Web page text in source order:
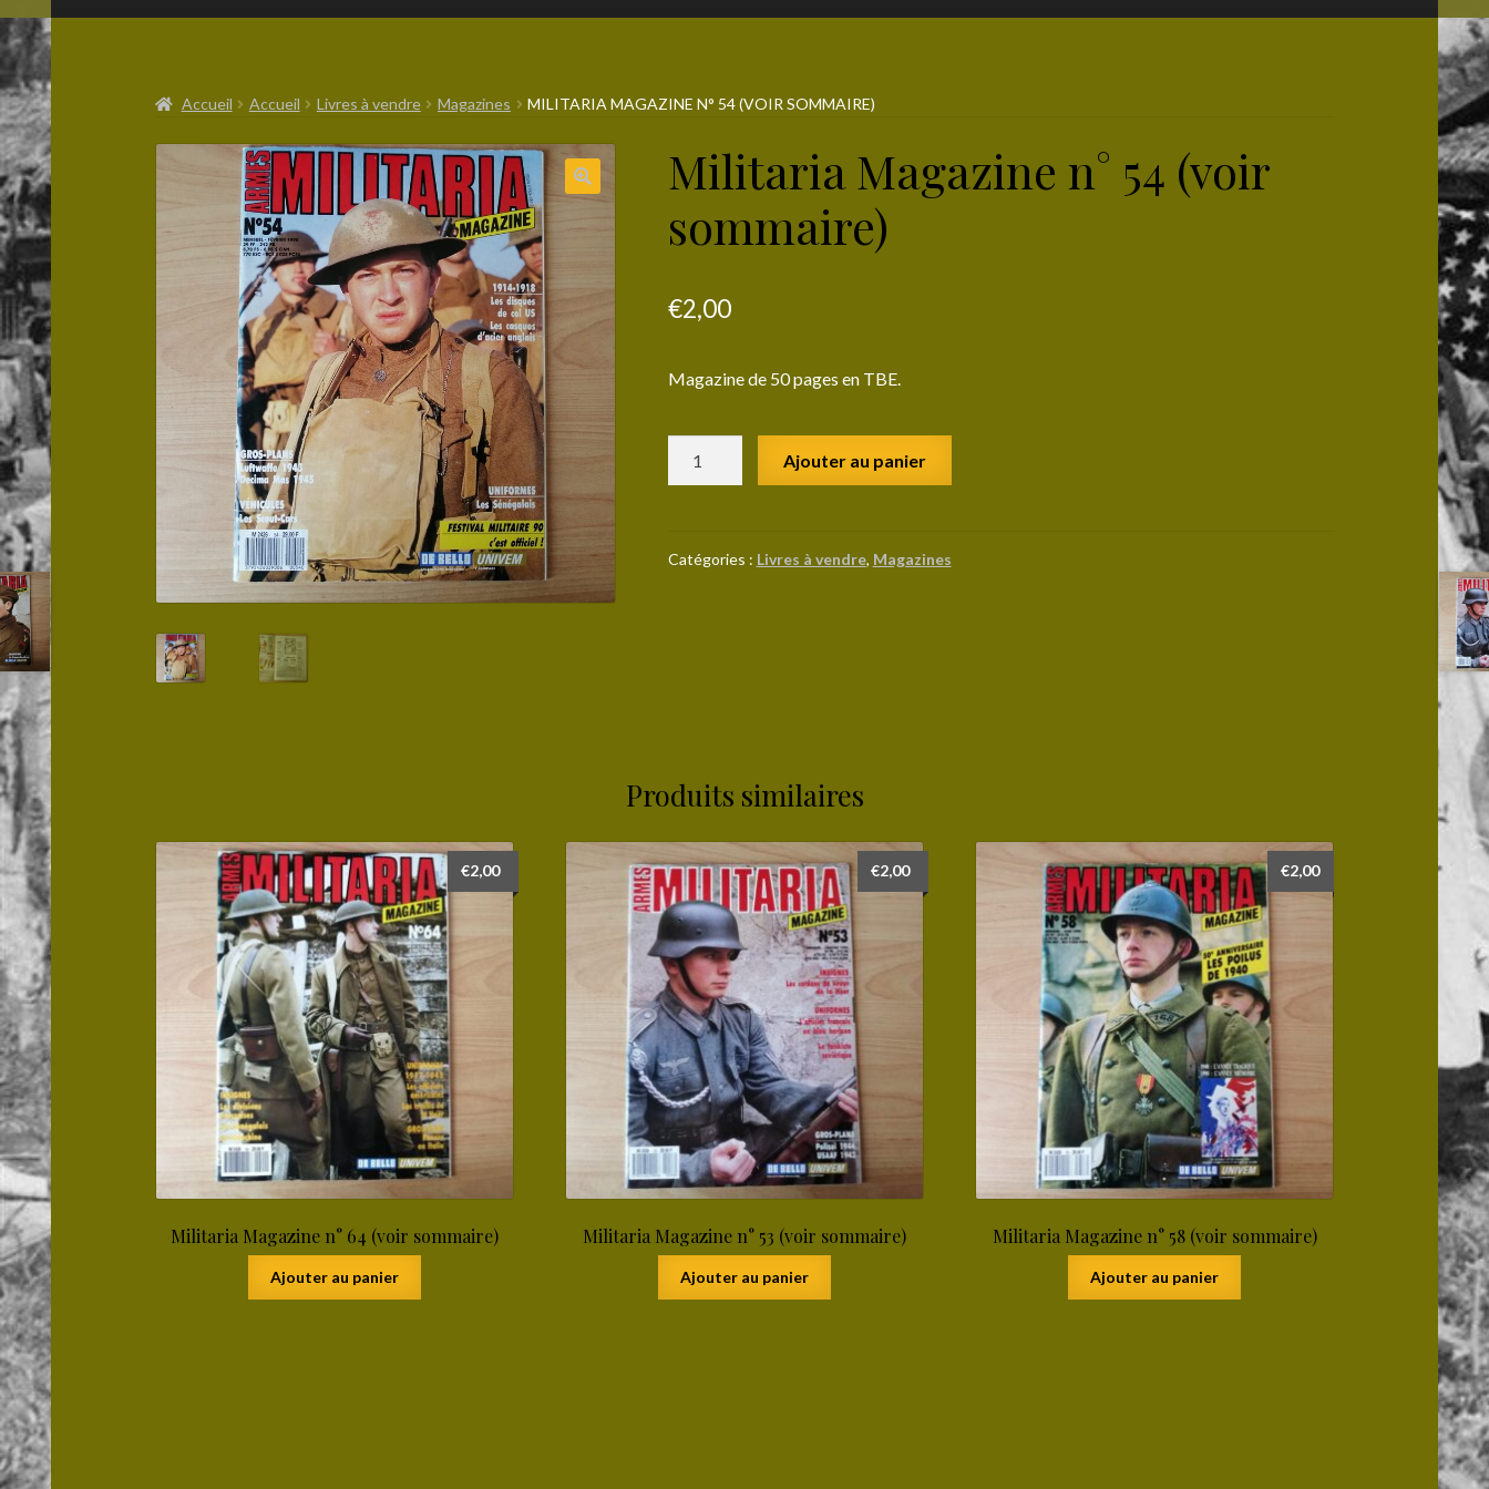
Accueil Accueil Livres à vendre Magazines MILITARIA MAGAZINE N° 54 (VOIR SOMMAIRE)
Militaria Magazine n° 54 (voir
sommaire)
€2,00
Magazine de 50 pages en TBE.
n°
Ajouter au panier
Catégories : Livres à vendre, Magazines
Produits similaires
Militaria Magazine n° 64 (voir sommaire)
€2,00
Ajouter au panier
Militaria Magazine n° 53 (voir sommaire)
€2,00
Ajouter au panier
Militaria Magazine n° 58 (voir sommaire)
€2,00
Ajouter au panier